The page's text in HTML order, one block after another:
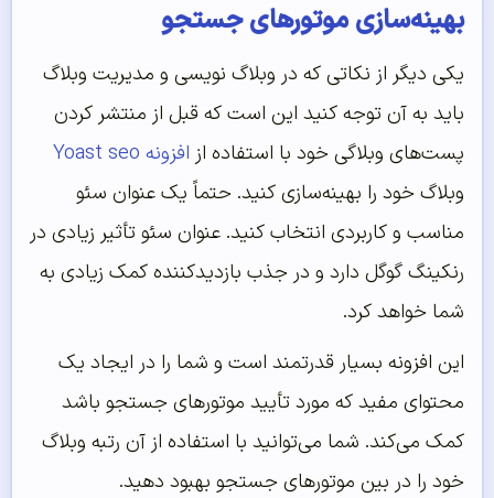
بهینه‌‌‌‌‌سازی موتورهای جستجو
یکی دیگر از نکاتی که در وبلاگ نویسی و مدیریت وبلاگ
باید به آن توجه کنید این است که قبل از منتشر کردن
پست‌های وبلاگی خود با استفاده از افزونه Yoast seo
وبلاگ خود را بهینه‌سازی کنید. حتماً یک عنوان سئو
مناسب و کاربردی انتخاب کنید. عنوان سئو تأثیر زیادی در
رنکینگ گوگل دارد و در جذب بازدیدکننده کمک زیادی به
شما خواهد کرد.
این افزونه بسیار قدرتمند است و شما را در ایجاد یک
محتوای مفید که مورد تأیید موتورهای جستجو باشد
کمک می‌کند. شما می‌توانید با استفاده از آن رتبه وبلاگ
خود را در بین موتورهای جستجو بهبود دهید.